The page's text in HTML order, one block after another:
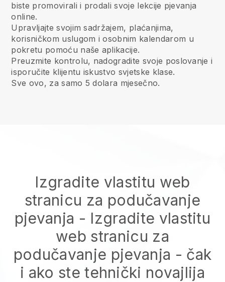
biste promovirali i prodali svoje lekcije pjevanja
online.
Upravljajte svojim sadržajem, plaćanjima,
korisničkom uslugom i osobnim kalendarom u
pokretu pomoću naše aplikacije.
Preuzmite kontrolu, nadogradite svoje poslovanje i
isporučite klijentu iskustvo svjetske klase.
Sve ovo, za samo 5 dolara mjesečno.
Izgradite vlastitu web
stranicu za podučavanje
pjevanja - Izgradite vlastitu
web stranicu za
podučavanje pjevanja - čak
i ako ste tehnički novajlija